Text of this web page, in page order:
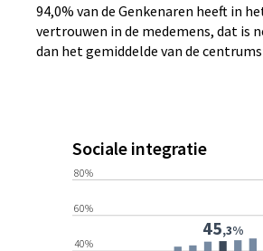
94,0% van de Genkenaren heeft in
vertrouwen in de medemens, dat is
dan het gemiddelde van de
Sociale integratie
40%
60%
80%
45,3%